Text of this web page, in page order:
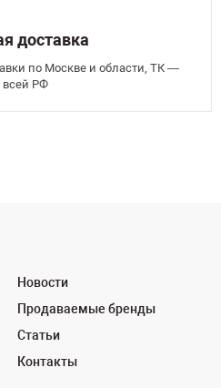
доставка
по Москве и области, ТК —
всей РФ
Новости
Продаваемые бренды
Статьи
Контакты